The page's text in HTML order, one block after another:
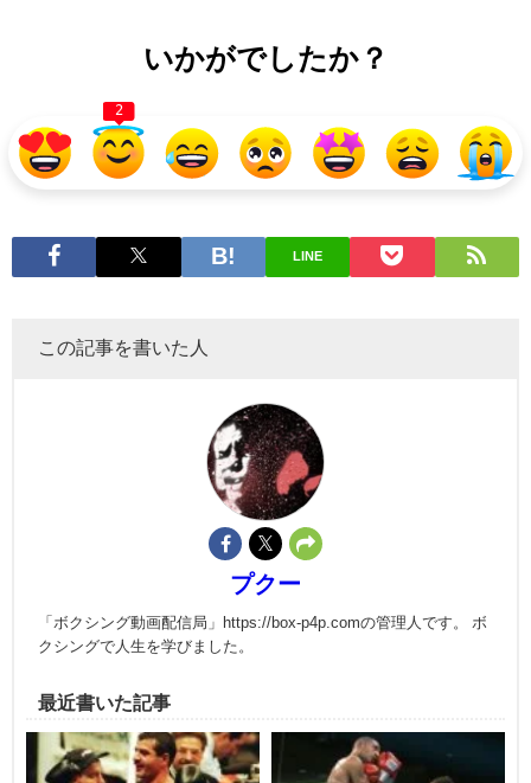
いかがでしたか？
2
LINE
この記事を書いた人
プクー
「ボクシング動画配信局」https://box-p4p.comの管理人です。 ボ
クシングで人生を学びました。
最近書いた記事